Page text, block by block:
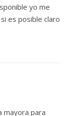
yo me
es posible claro
mayora para